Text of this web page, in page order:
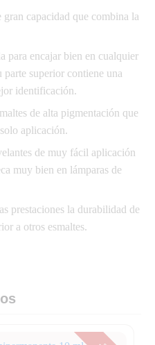
capacidad que combina la
para encajar bien en cualquier
parte superior contiene una
identificación.
de alta pigmentación que
aplicación.
de muy fácil aplicación
muy bien en lámparas de
prestaciones la durabilidad de
a otros esmaltes.